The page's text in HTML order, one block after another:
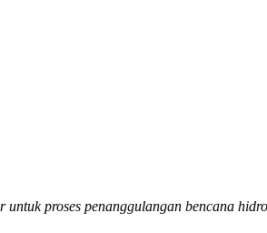
proses penanggulangan bencana